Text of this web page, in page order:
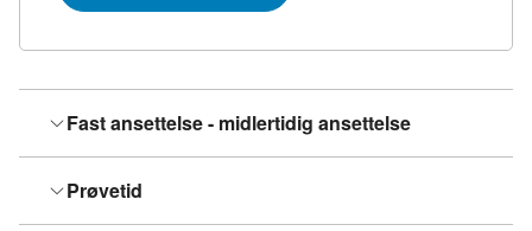
Fast ansettelse - midlertidig ansettelse
Prøvetid